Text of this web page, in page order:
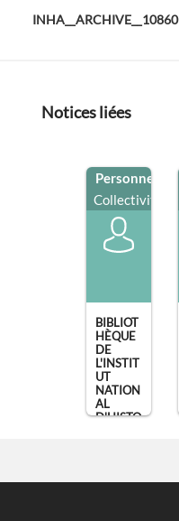
INHA__ARCHIVE__10860
Notices liées
Personne
Collectivité
BIBLIOT
HÈQUE
DE
L'INSTIT
UT
NATION
AL
D'HISTO